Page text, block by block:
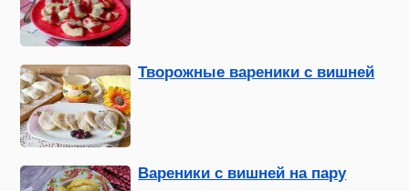
Творожные вареники с вишней
Вареники с вишней на пару